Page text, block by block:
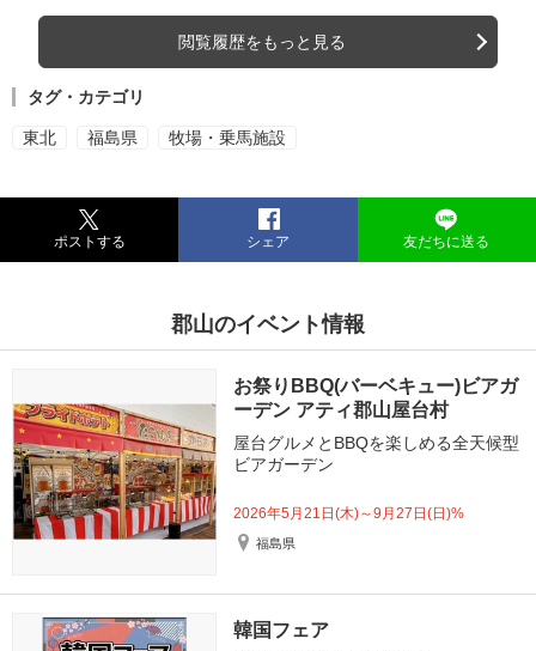
閲覧履歴をもっと見る
タグ・カテゴリ
東北 福島県 牧場・乗馬施設
ポストする シェア 友だちに送る
郡山のイベント情報
お祭りBBQ(バーベキュー)ビアガ
ーデン アティ郡山屋台村
屋台グルメとBBQを楽しめる全天候型
ビアガーデン
2026年5月21日(木)～9月27日(日)%
福島県
韓国フェア